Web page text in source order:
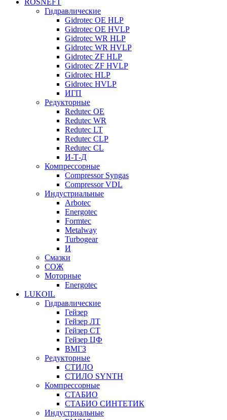
ROSNEFT
Гидравлические
Gidrotec OE HLP
Gidrotec OE HVLP
Gidrotec WR HLP
Gidrotec WR HVLP
Gidrotec ZF HLP
Gidrotec ZF HVLP
Gidrotec HLP
Gidrotec HVLP
ИГП
Редукторные
Redutec OE
Redutec WR
Redutec LT
Redutec CLP
Redutec CL
И-Т-Д
Компрессорные
Compressor Syngas
Compressor VDL
Индустриальные
Arbotec
Energotec
Formtec
Metalway
Turbogear
И
Смазки
СОЖ
Моторные
Energotec
LUKOIL
Гидравлические
Гейзер
Гейзер ЛТ
Гейзер СТ
Гейзер ЦФ
ВМГЗ
Редукторные
СТИЛО
СТИЛО SYNTH
Компрессорные
СТАБИО
СТАБИО СИНТЕТИК
Индустриальные